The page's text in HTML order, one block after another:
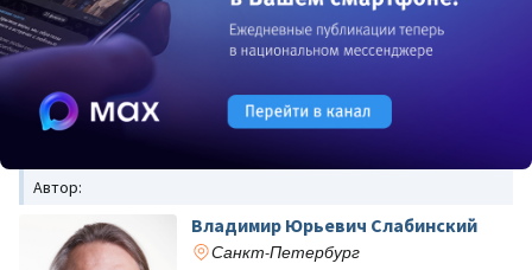
Автор:
Владимир Юрьевич Слабинский
Санкт-Петербург